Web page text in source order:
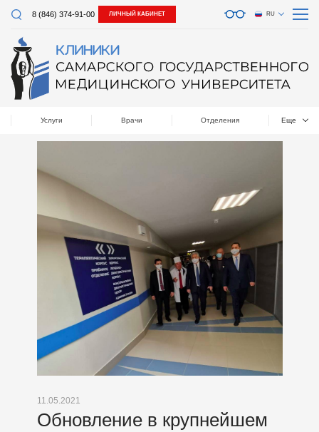
8 (846) 374-91-00 ЛИЧНЫЙ КАБИНЕТ RU
Услуги Врачи Отделения Еще
11.05.2021
Обновление в крупнейшем